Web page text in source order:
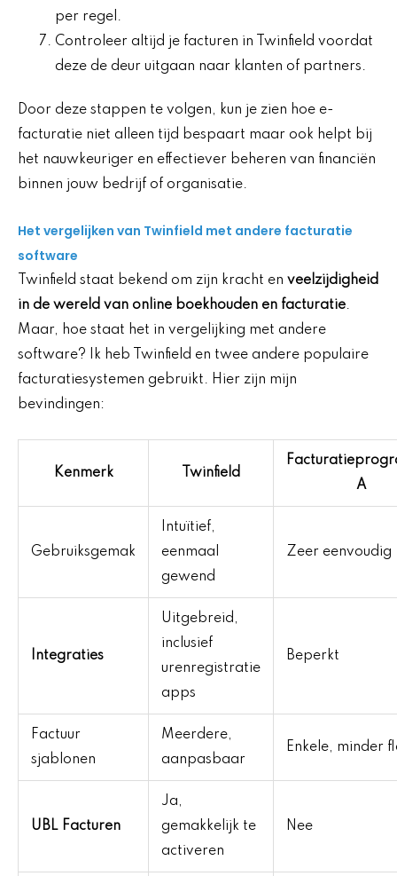
per regel.
Controleer altijd je facturen in Twinfield voordat
deze de deur uitgaan naar klanten of partners.
Door deze stappen te volgen, kun je zien hoe e-
facturatie niet alleen tijd bespaart maar ook helpt bij
het nauwkeuriger en effectiever beheren van financiën
binnen jouw bedrijf of organisatie.
Het vergelijken van Twinfield met andere facturatie
software
Twinfield staat bekend om zijn kracht en veelzijdigheid
in de wereld van online boekhouden en facturatie.
Maar, hoe staat het in vergelijking met andere
software? Ik heb Twinfield en twee andere populaire
facturatiesystemen gebruikt. Hier zijn mijn
bevindingen:
Kenmerk Twinfield
A
Gebruiksgemak
Intuïtief,
eenmaal
gewend
Zeer eenvoudig
Integraties
Uitgebreid,
inclusief
urenregistratie
apps
Beperkt
Factuur
sjablonen
Meerdere,
aanpasbaar
Enkele, minder
UBL Facturen
Ja,
gemakkelijk te
activeren
Nee